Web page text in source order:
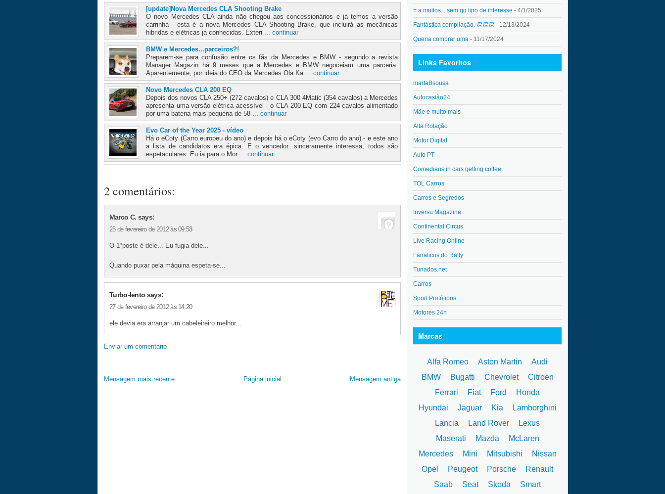
[update]Nova Mercedes CLA Shooting Brake
O novo Mercedes CLA ainda não chegou aos concessionários e já temos a versão
carrinha - esta é a nova Mercedes CLA Shooting Brake, que incluirá as mecânicas
hibridas e elétricas já conhecidas. Exteri ... continuar
BMW e Mercedes...parceiros?!
Preparem-se para confusão entre os fãs da Mercedes e BMW - segundo a revista
Manager Magazin há 9 meses que a Mercedes e BMW negoceiam uma parceria.
Aparentemente, por ideia do CEO da Mercedes Ola Kä ... continuar
Novo Mercedes CLA 200 EQ
Depois dos novos CLA 250+ (272 cavalos) e CLA 300 4Matic (354 cavalos) a Mercedes
apresenta uma versão elétrica acessível - o CLA 200 EQ com 224 cavalos alimentado
por uma bateria mais pequena de 58 ... continuar
Evo Car of the Year 2025 - vídeo
Há o eCoty (Carro europeu do ano) e depois há o eCoty (evo Carro do ano) - e este ano
a lista de candidatos era épica. E o vencedor...sinceramente interessa, todos são
espetaculares. Eu ia para o Mor ... continuar
2 comentários:
Marco C. says:
25 de fevereiro de 2012 às 09:53
O 1ºposte é dele... Eu fugia dele...
Quando puxar pela máquina espeta-se...
Turbo-lento says:
27 de fevereiro de 2012 às 14:20
ele devia era arranjar um cabeleireiro melhor...
Enviar um comentário
Mensagem mais recente Mensagem antiga
Página inicial
= a muitos... sem qq tipo de interesse - 4/1/2025
Fantástica compilação. 👏👏👏 - 12/13/2024
Queria comprar uma - 11/17/2024
Links Favoritos
martaBsousa
Autocasião24
Mãe e muito mais
Alta Rotação
Motor Digital
Auto PT
Comedians in cars getting coffee
TOL Carros
Carros e Segredos
Inversu Magazine
Continental Circus
Live Racing Online
Fanaticos do Rally
Tunados.net
Carros
Sport Protótipos
Motores 24h
Marcas
Alfa Romeo Aston Martin
Audi
BMW
Bugatti Chevrolet
Citroen
Ferrari
Fiat Ford
Honda
Hyundai
Jaguar Kia
Lamborghini
Lancia
Land Rover
Lexus
Maserati
Mazda
McLaren
Mercedes
Mini Mitsubishi
Nissan
Opel
Peugeot Porsche
Renault
Saab
Seat Skoda Smart